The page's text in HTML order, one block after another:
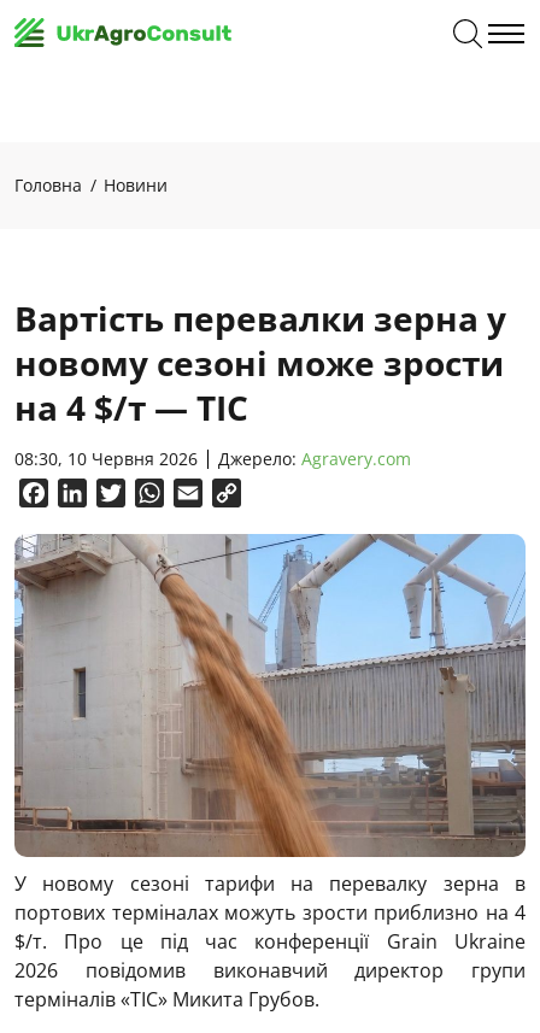
Головна Новини
Вартість перевалки зерна у
новому сезоні може зрости
на 4 $/т — ТІС
08:30, 10 Червня 2026 Джерело: Agravery.com
FacebookLinkedInTwitterWhatsApp
Email
У новому сезоні тарифи на перевалку зерна в
портових терміналах можуть зрости приблизно на 4
$/т. Про це під час конференції Grain Ukraine
2026 повідомив виконавчий директор групи
терміналів «ТІС» Микита Грубов.